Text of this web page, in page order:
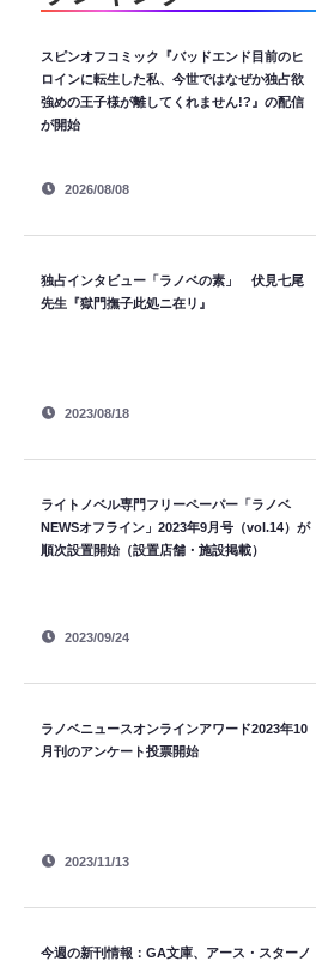
スピンオフコミック『バッドエンド目前のヒ
ロインに転生した私、今世ではなぜか独占欲
強めの王子様が離してくれません!?』の配信
が開始
2026/08/08
独占インタビュー「ラノベの素」 伏見七尾
先生『獄門撫子此処ニ在リ』
2023/08/18
ライトノベル専門フリーペーパー「ラノベ
NEWSオフライン」2023年9月号（vol.14）が
順次設置開始（設置店舗・施設掲載）
2023/09/24
ラノベニュースオンラインアワード2023年10
月刊のアンケート投票開始
2023/11/13
今週の新刊情報：GA文庫、アース・スターノ